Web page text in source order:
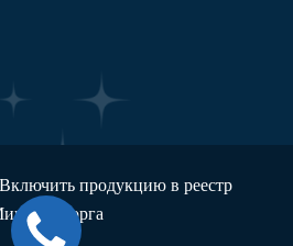
продукцию в реестр